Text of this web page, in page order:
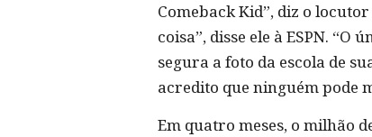
Comeback Kid”, diz o
coisa”, disse ele à ESPN. “O
segura a foto da escola de
acredito que ninguém pode
Em quatro meses, o milhão